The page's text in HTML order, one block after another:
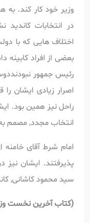
وزیر خود کار کند.
در انتخابات
اختلاف هایی که با
بعضی از افراد کابینه
رئیس جمهور
اصرار زیادی ایشان
راحل نیز همین بود.
انتخاب مجدد, مصمم
امام شرط آقای خامنه
پذیرفتند. ایشان نیز
سید محمود کاشانی,
(کتاب آخرین نخست وزیر /